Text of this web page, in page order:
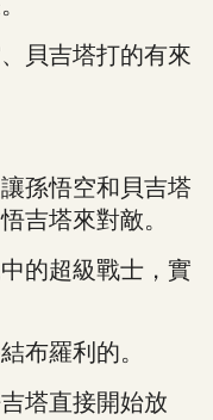
貝吉塔打的有來
孫悟空和貝吉塔
吉塔來對敵。
的超級戰士，實
羅利的。
塔直接開始放